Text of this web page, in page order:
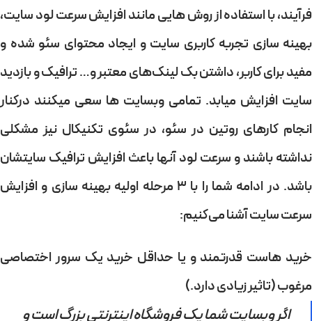
فرآیند، با استفاده از روش هایی مانند افزایش سرعت لود سایت،
بهینه سازی تجربه کاربری سایت و ایجاد محتوای سئو شده و
مفید برای کاربر، داشتن بک لینک‌های معتبر و… ترافیک و بازدید
سایت افزایش میابد. تمامی وبسایت ها سعی میکنند درکنار
انجام کارهای روتین در سئو، در سئوی تکنیکال نیز مشکلی
نداشته باشند و سرعت لود آنها باعث افزایش ترافیک سایتشان
باشد. در ادامه شما را با 3 مرحله اولیه بهینه سازی و افزایش
سرعت سایت آشنا می‌کنیم:
خرید هاست قدرتمند و یا حداقل خرید یک سرور اختصاصی
مرغوب (تاثیر زیادی دارد.)
اگر وبسایت شما یک فروشگاه اینترنتی بزرگ است و